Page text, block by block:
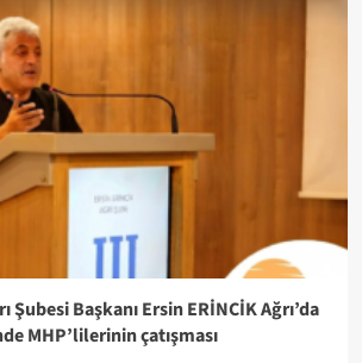
Şubesi Başkanı Ersin ERİNCİK Ağrı’da
MHP’lilerinin çatışması